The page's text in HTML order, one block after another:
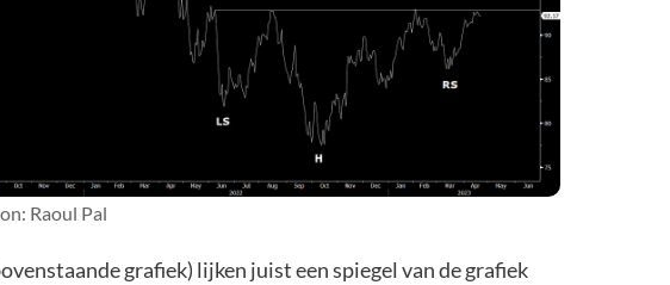
Raoul Pal
grafiek) lijken juist een spiegel van de grafiek